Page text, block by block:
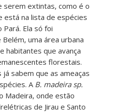
serem extintas, como é o
está na lista de espécies
Ela só foi
uma área urbana
habitantes que avança
florestais.
sabem que as ameaças
A B. madeira sp.
Madeira, onde estão
de Jirau e Santo